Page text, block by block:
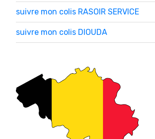
suivre mon colis RASOIR SERVICE
suivre mon colis DIOUDA